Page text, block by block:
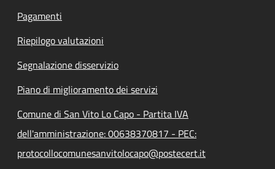
Pagamenti
Riepilogo valutazioni
Segnalazione disservizio
Piano di miglioramento dei servizi
Comune di San Vito Lo Capo - Partita IVA
dell'amministrazione: 00638370817 - PEC:
protocollocomunesanvitolocapo@postecert.it